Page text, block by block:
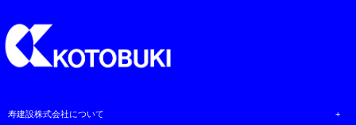
寿建設株式会社について